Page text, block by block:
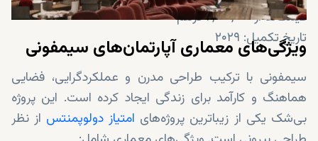
قیمت‌ها از ۲,۰۰۰,۰۰۰ درهم
تاریخ تکمیل: ۲۰۲۹
ویژگی‌های معماری آپارتمان‌های سیمفونی
سیمفونی با ترکیب طراحی مدرن و عملکردگرایی، فضایی
هماهنگ و کارآمد برای زندگی ایجاد کرده است. این پروژه
بی‌شک یکی از زیباترین پروژه‌های امتیاز دولوپمنتس از نظر